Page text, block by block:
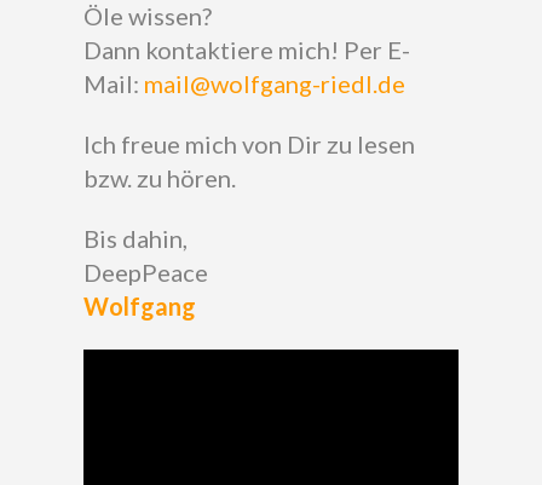
Öle wissen?
Dann kontaktiere mich! Per E-
Mail: mail@wolfgang-riedl.de
Ich freue mich von Dir zu lesen
bzw. zu hören.
Bis dahin,
DeepPeace
Wolfgang